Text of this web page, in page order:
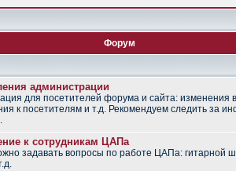
Форум
администрации
для посетителей форума и сайта: изменения
к посетителям и т.д. Рекомендуем следить за
к сотрудникам ЦАПа
задавать вопросы по работе ЦАПа: гитарной